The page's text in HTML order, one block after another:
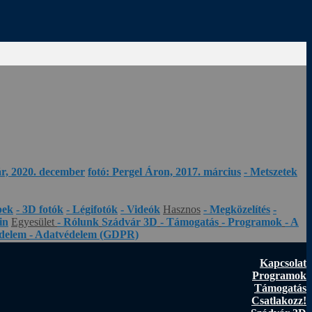
2020. december fotó: Pergel Áron, 2017. március - Metszetek
- 3D fotók - Légifotók - Videók Hasznos - Megközelítés -
Egyesület - Rólunk Szádvár 3D - Támogatás - Programok - A
- Adatvédelem (GDPR)
Kapcsolat
Programok
Támogatás
Csatlakozz!